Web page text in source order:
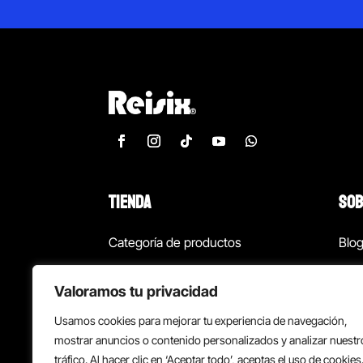
Valoramos tu privacidad
Usamos cookies para mejorar tu experiencia de navegación,
mostrar anuncios o contenido personalizados y analizar
tráfico. Al hacer clic en ‘Aceptar todo’, aceptas el uso de cookies.
TIENDA
Categoría de productos
¡Las mejores ofertas!
Back to school
Blog